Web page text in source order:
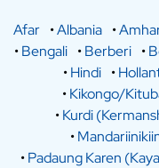
Afar •Albania •
•Bengali •Berberi •
•Hindi •
•Kikongo/
•Kurdi
•
•Padaung Karen